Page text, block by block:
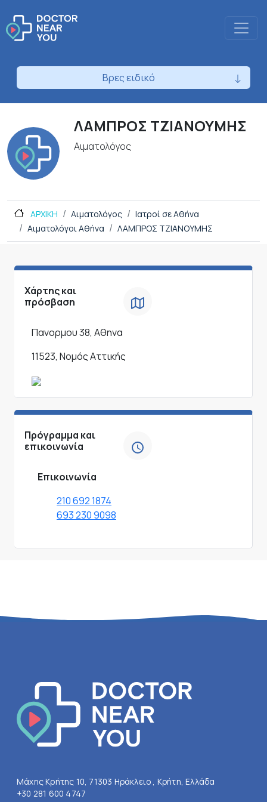
Βρες ειδικό
ΛΑΜΠΡΟΣ ΤΖΙΑΝΟΥΜΗΣ
Αιματολόγος
ΑΡΧΙΚΗ Αιματολόγος
Ιατροί σε Αθήνα
Αιματολόγοι Αθήνα
ΛΑΜΠΡΟΣ ΤΖΙΑΝΟΥΜΗΣ
Χάρτης και
πρόσβαση
Πανορμου 38, Αθηνα
11523, Νομός Αττικής
Πρόγραμμα και
επικοινωνία
Επικοινωνία
210 692 1874
693 230 9098
Μάχης Κρήτης 10, 71303 Ηράκλειο , Κρήτη, Ελλάδα
+30 281 600 4747